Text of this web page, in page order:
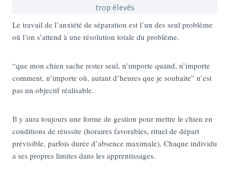
trop élevés
Le travail de l’anxiété de séparation est l’un des seul problème
où l’on s’attend à une résolution totale du problème.
“que mon chien sache rester seul, n’importe quand, n’importe
comment, n’importe où, autant d’heures que je souhaite” n’est
pas un objectif réalisable.
Il y aura toujours une forme de gestion pour mettre le chien en
conditions de réussite (horaires favorables, rituel de départ
prévisible, parfois durée d’absence maximale). Chaque individu
a ses propres limites dans les apprentissages.